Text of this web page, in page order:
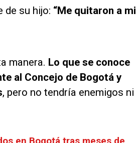
de su hijo: “Me quitaron a mi
manera. Lo que se conoce
al Concejo de Bogotá y
, pero no tendría enemigos ni